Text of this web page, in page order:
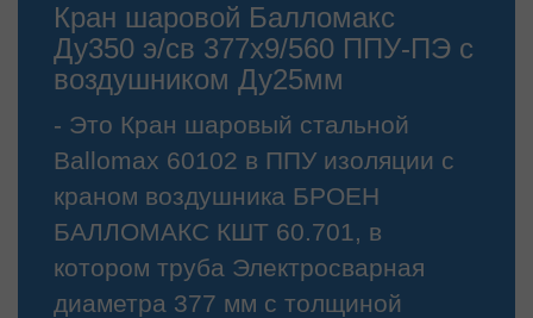
Кран шаровой Балломакс
Ду350 э/св 377х9/560 ППУ-ПЭ с
воздушником Ду25мм
- Это Кран шаровый стальной
Ballomax 60102 в ППУ изоляции с
краном воздушника БРОЕН
БАЛЛОМАКС КШТ 60.701, в
котором труба Электросварная
диаметра 377 мм с толщиной